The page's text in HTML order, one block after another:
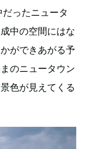
ったニュータ
中の空間にはな
ができあがる予
のニュータウン
色が見えてくる